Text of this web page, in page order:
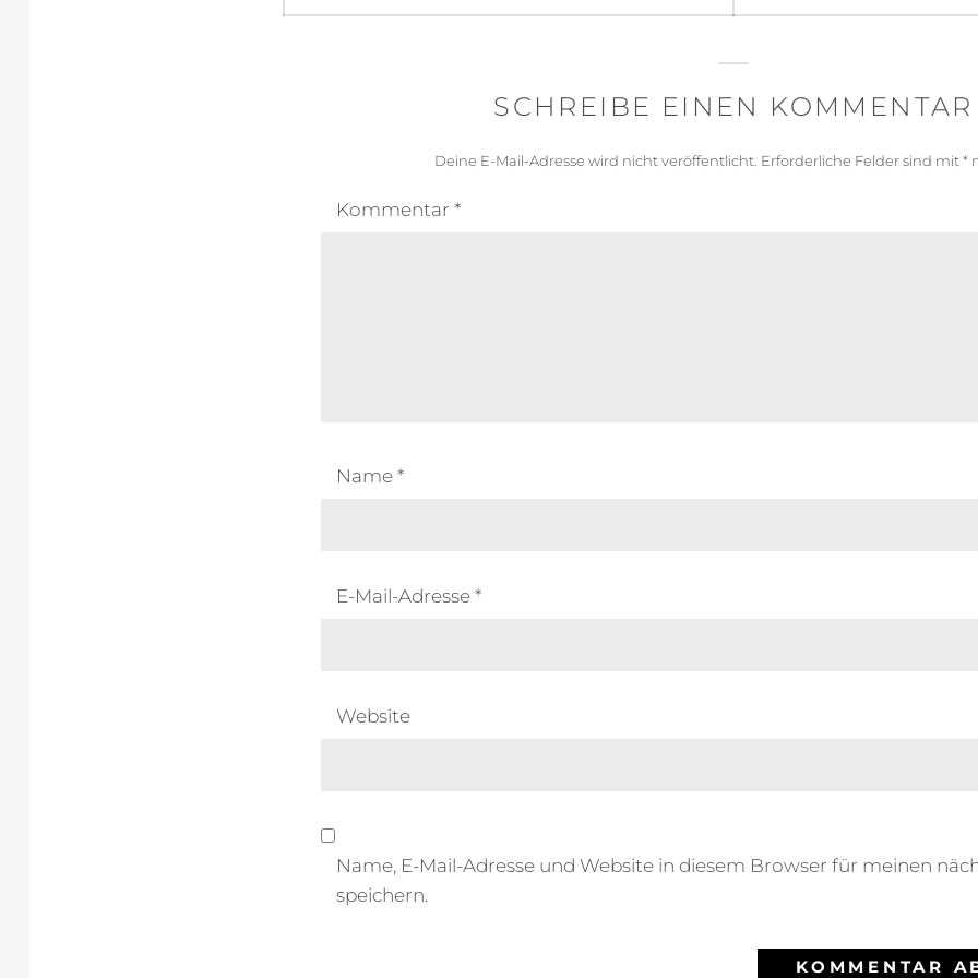
SCHREIBE EINEN KOMMENTAR
Deine E-Mail-Adresse wird nicht veröffentlicht. Erforderliche Felder sind mit*
Kommentar *
Name *
E-Mail-Adresse *
Website
Name, E-Mail-Adresse und Website in diesem Browser für meinen
speichern.